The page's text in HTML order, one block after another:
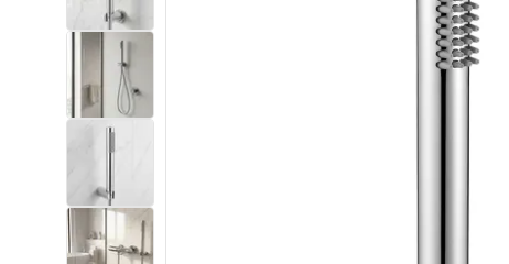
Canaline di scarico
Set di vaso WC e bidet
Vasche da bagno e schermi vasca